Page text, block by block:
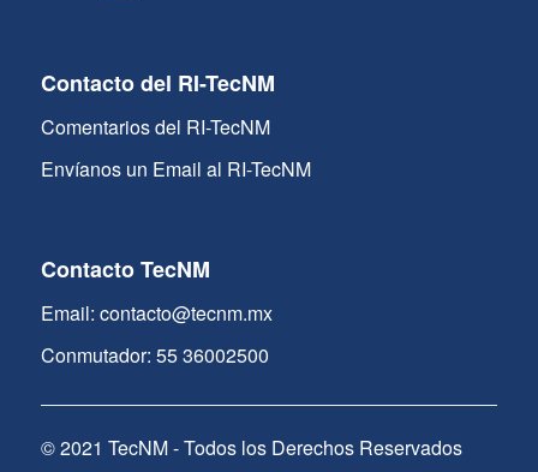
Contacto del RI-TecNM
Comentarios del RI-TecNM
Envíanos un Email al RI-TecNM
Contacto TecNM
Email: contacto@tecnm.mx
Conmutador: 55 36002500
© 2021 TecNM - Todos los Derechos Reservados